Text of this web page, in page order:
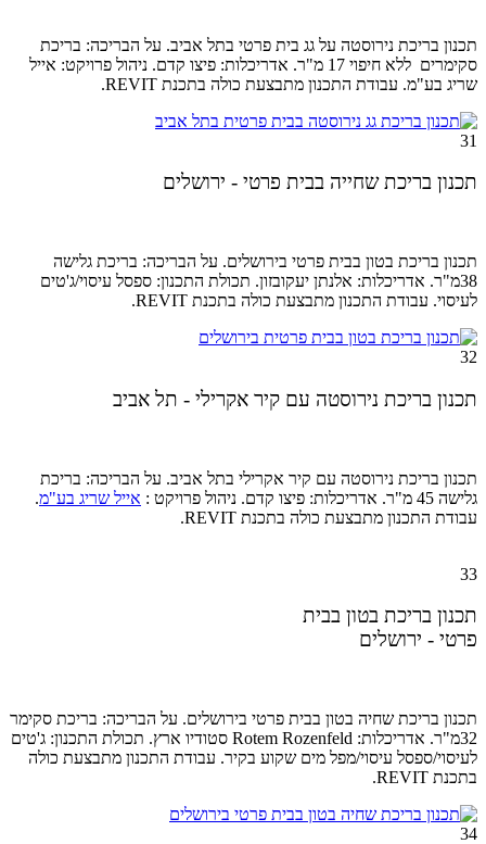
תכנון בריכת נירוסטה על גג בית פרטי בתל אביב. על הבריכה: בריכת
סקימרים ללא חיפוי 17 מ"ר. אדריכלות: פיצו קדם.
ניהול פרויקט: אייל
שריג בע"מ. עבודת התכנון מתבצעת כולה בתכנת REVIT.
31
תכנון בריכת שחייה בבית פרטי - ירושלים
תכנון בריכת בטון בבית פרטי בירושלים. על הבריכה: בריכת גלישה
38מ"ר. אדריכלות: אלנתן יעקובזון. תכולת התכנון: ספסל עיסוי/ג'טים
לעיסוי. עבודת התכנון מתבצעת כולה בתכנת REVIT.
32
תכנון בריכת נירוסטה עם קיר אקרילי - תל אביב
תכנון בריכת נירוסטה עם קיר אקרילי בתל אביב. על הבריכה: בריכת
גלישה 45 מ"ר. אדריכלות: פיצו קדם.
ניהול פרויקט : אייל שריג בע"מ.
עבודת התכנון מתבצעת כולה בתכנת REVIT.
33
תכנון בריכת בטון בבית
פרטי - ירושלים
תכנון בריכת שחיה בטון בבית פרטי בירושלים. על הבריכה: בריכת סקימר
32מ"ר. אדריכלות: Rotem Rozenfeld סטודיו ארץ. תכולת התכנון: ג'טים
לעיסוי/ספסל עיסוי/מפל מים שקוע בקיר. עבודת התכנון מתבצעת כולה
בתכנת REVIT.
34